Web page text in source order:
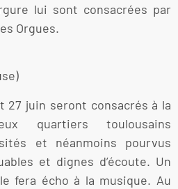
lui sont consacrées par
Orgues.
27 juin seront consacrés à la
quartiers toulousains
et néanmoins pourvus
et dignes d’écoute. Un
fera écho à la musique. Au